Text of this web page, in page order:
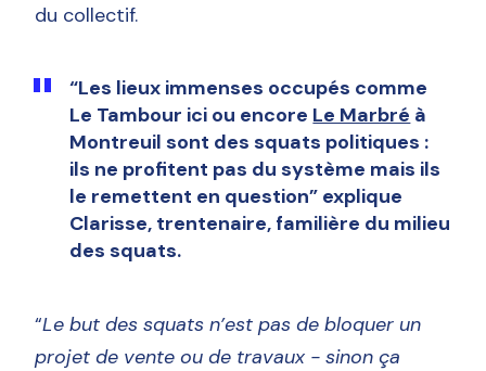
du collectif.
“Les lieux immenses occupés comme
Le Tambour ici ou encore Le Marbré à
Montreuil sont des squats politiques :
ils ne profitent pas du système mais ils
le remettent en question” explique
Clarisse, trentenaire, familière du milieu
des squats.
“Le but des squats n’est pas de bloquer un
projet de vente ou de travaux - sinon ça